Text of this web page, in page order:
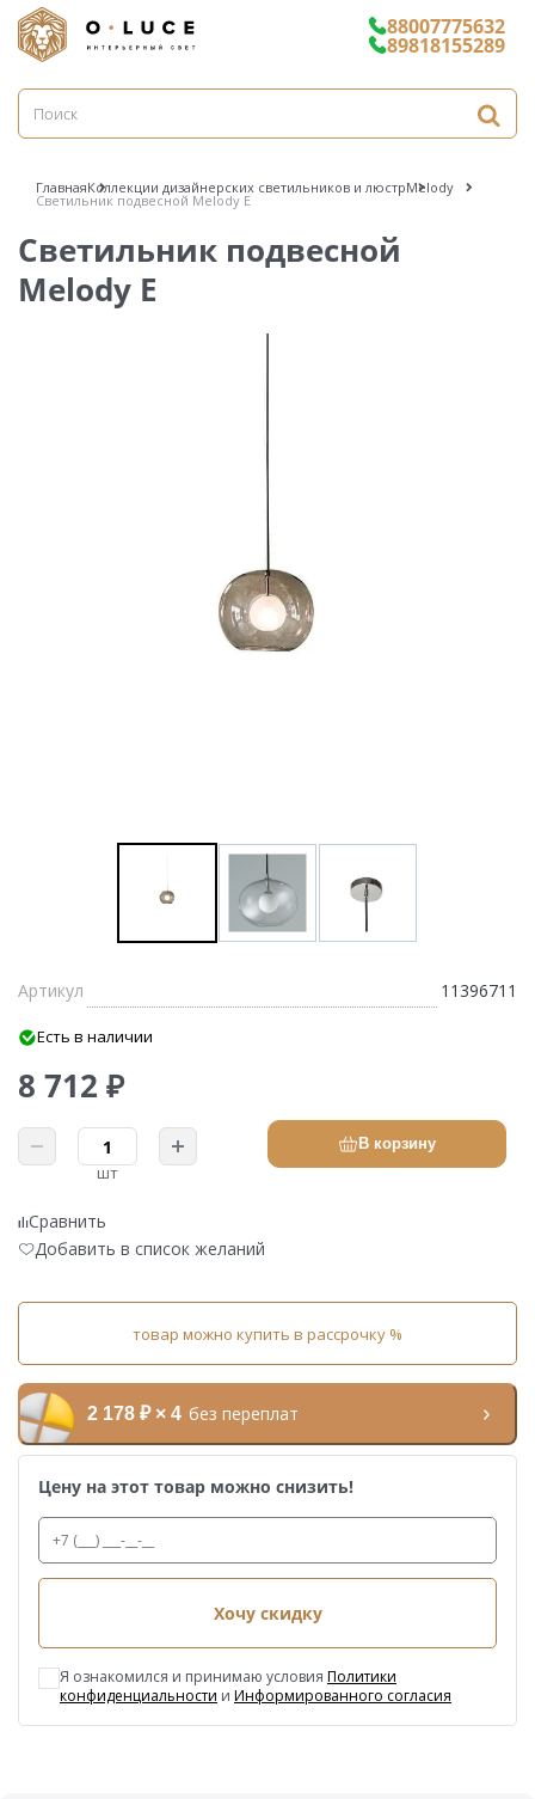
88007775632
89818155289
ГлавнаяКоллекции дизайнерских светильников и люстрMelody
Светильник подвесной Melody E
Светильник подвесной
Melody E
Артикул 11396711
Есть в наличии
8 712 ₽
шт
В корзину
Сравнить
Добавить в список желаний
товар можно купить в рассрочку %
2 178 ₽ × 4 без переплат
Цену на этот товар можно снизить!
Хочу скидку
Я ознакомился и принимаю условия Политики
конфиденциальности и Информированного согласия